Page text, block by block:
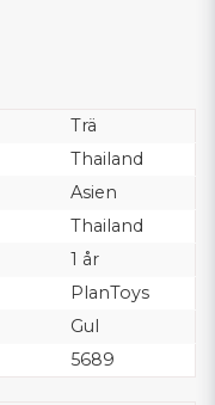
Trä
Thailand
Asien
Thailand
1 år
PlanToys
Gul
5689